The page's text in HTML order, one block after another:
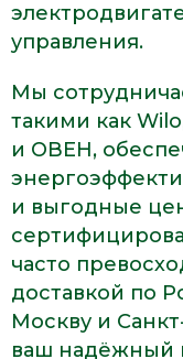
управления.
Мы
такими как
и ОВЕН,
и выгодные
часто
доставкой по
Москву и
ваш надёжный